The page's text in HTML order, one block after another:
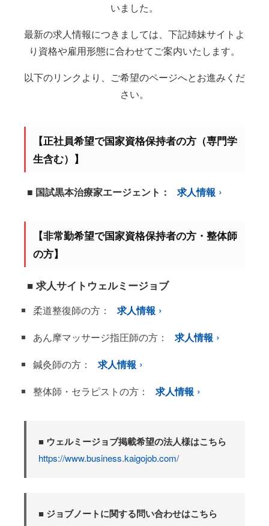
いました。
最新の求人情報につきましては、下記姉妹サイトよ
り資格や雇用形態に合わせてご案内いたします。
以下のリンクより、ご希望のページへとお進みくだ
さい。
【正社員希望で国家資格保持者の方（専門学
生含む）】
■ 国試黒本治療家エージェント： 求人情報
【非常勤希望で国家資格保持者の方・整体師
の方】
■ 求人サイトウェルミージョブ
柔道整復師の方：
求人情報
あん摩マッサージ指圧師の方：
求人情報
鍼灸師の方：
求人情報
整体師・セラピストの方：
求人情報
■ ウェルミージョブ掲載希望の法人様はこちら
https://www.business.kaigojob.com/
■ ジョブノートに関する問い合わせはこちら